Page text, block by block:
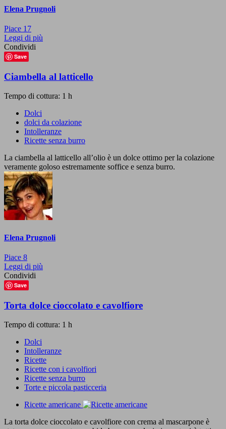
Elena Prugnoli
Piace 17
Leggi di più
Condividi
Save
Ciambella al latticello
Tempo di cottura: 1 h
Dolci
dolci da colazione
Intolleranze
Ricette senza burro
La ciambella al latticello all’olio è un dolce ottimo per la colazione
veramente goloso estremamente soffice e senza burro.
Elena Prugnoli
Piace 8
Leggi di più
Condividi
Save
Torta dolce cioccolato e cavolfiore
Tempo di cottura: 1 h
Dolci
Intolleranze
Ricette
Ricette con i cavolfiori
Ricette senza burro
Torte e piccola pasticceria
Ricette americane
La torta dolce cioccolato e cavolfiore con crema al mascarpone è